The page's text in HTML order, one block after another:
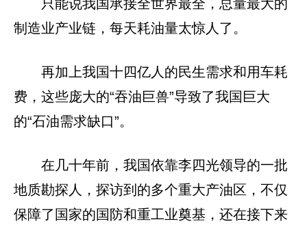
只能说我国承接全世界最全，总量最大的
制造业产业链，每天耗油量太惊人了。
再加上我国十四亿人的民生需求和用车耗
费，这些庞大的“吞油巨兽”导致了我国巨大
的“石油需求缺口”。
在几十年前，我国依靠李四光领导的一批
地质勘探人，探访到的多个重大产油区，不仅
保障了国家的国防和重工业奠基，还在接下来